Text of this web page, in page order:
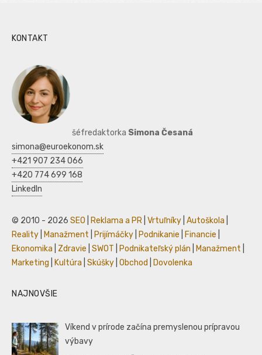
KONTAKT
šéfredaktorka Simona Česaná
simona@euroekonom.sk
+421 907 234 066
+420 774 699 168
LinkedIn
© 2010 - 2026 SEO Reklama a PR Vrtuľníky Autoškola
Reality
Manažment Prijímáčky Podnikanie Financie
Ekonomika
Zdravie SWOT Podnikateľský plán Manažment
Marketing
Kultúra Skúšky Obchod Dovolenka
NAJNOVŠIE
Víkend v prírode začína premyslenou prípravou
výbavy